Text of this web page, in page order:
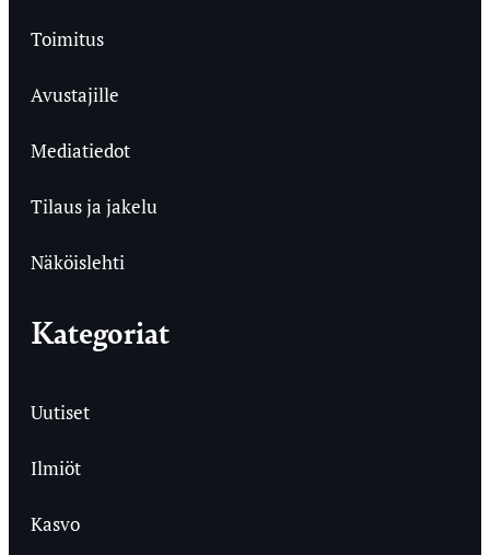
Toimitus
Avustajille
Mediatiedot
Tilaus ja jakelu
Näköislehti
Kategoriat
Uutiset
Ilmiöt
Kasvo